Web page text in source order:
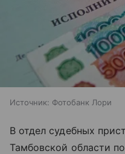
Источник: Фотобанк Лори
В отдел судебных
Тамбовской области